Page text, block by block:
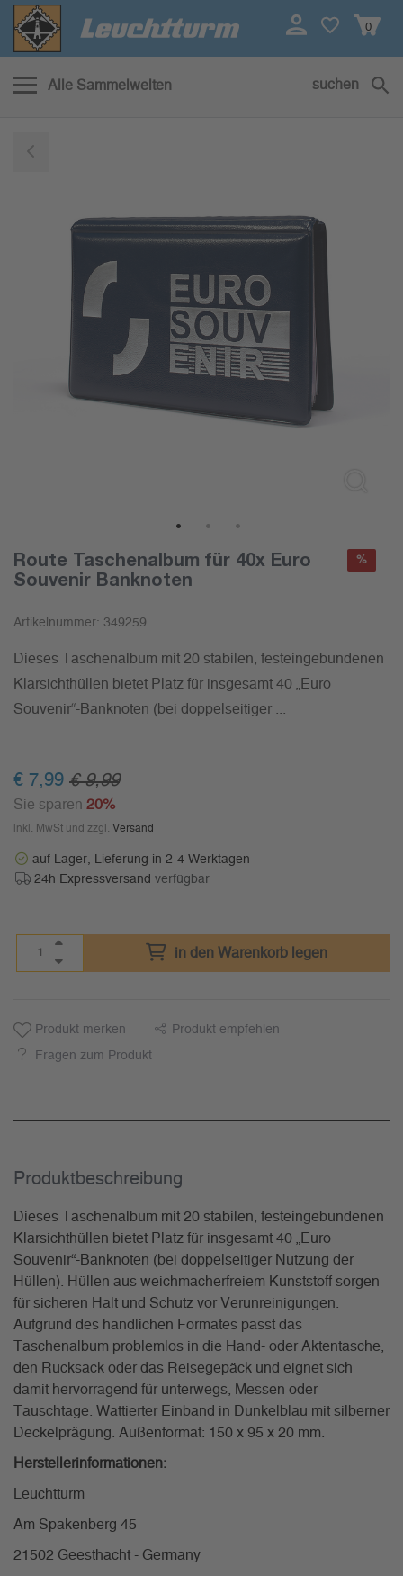
0
Alle Sammelwelten suchen
Route Taschenalbum für 40x Euro
Souvenir Banknoten
Artikelnummer: 349259
Dieses Taschenalbum mit 20 stabilen, festeingebundenen
Klarsichthüllen bietet Platz für insgesamt 40 „Euro
Souvenir“-Banknoten (bei doppelseitiger ...
€ 7,99 € 9,99
Sie sparen 20%
inkl. MwSt und zzgl. Versand
auf Lager, Lieferung in 2-4 Werktagen
24h Expressversand verfügbar
in den Warenkorb legen
%
Produkt merken Produkt empfehlen
Fragen zum Produkt
Produkt­beschreibung
Dieses Taschenalbum mit 20 stabilen, festeingebundenen
Klarsichthüllen bietet Platz für insgesamt 40 „Euro
Souvenir“-Banknoten (bei doppelseitiger Nutzung der
Hüllen). Hüllen aus weichmacherfreiem Kunststoff sorgen
für sicheren Halt und Schutz vor Verunreinigungen.
Aufgrund des handlichen Formates passt das
Taschenalbum problemlos in die Hand- oder Aktentasche,
den Rucksack oder das Reisegepäck und eignet sich
damit hervorragend für unterwegs, Messen oder
Tauschtage. Wattierter Einband in Dunkelblau mit silberner
Deckelprägung. Außenformat: 150 x 95 x 20 mm.
Herstellerinformationen:
Leuchtturm
Am Spakenberg 45
21502 Geesthacht - Germany